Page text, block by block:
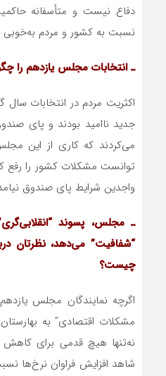
دفاع نیست و متأسفانه
نسبت به کشور و مردم به‌خوبی
ـ انتخابات مجلس یازدهم را
اکثریت مردم در انتخابات
جدید ناامید بودند و پای
می‌کردند که کاری از این
واجدین شرایط پای صندوق
ـ مجلس، پسوند
“شفافیت” می‌دهد، نظرتان
چیست؟
اگرچه نمایندگان مجلس
مشکلات اقتصادی” به بهارستان
نه‌تنها هیچ قدمی برای کاهش
شاهد افزایش فراوان نرخ‌ها